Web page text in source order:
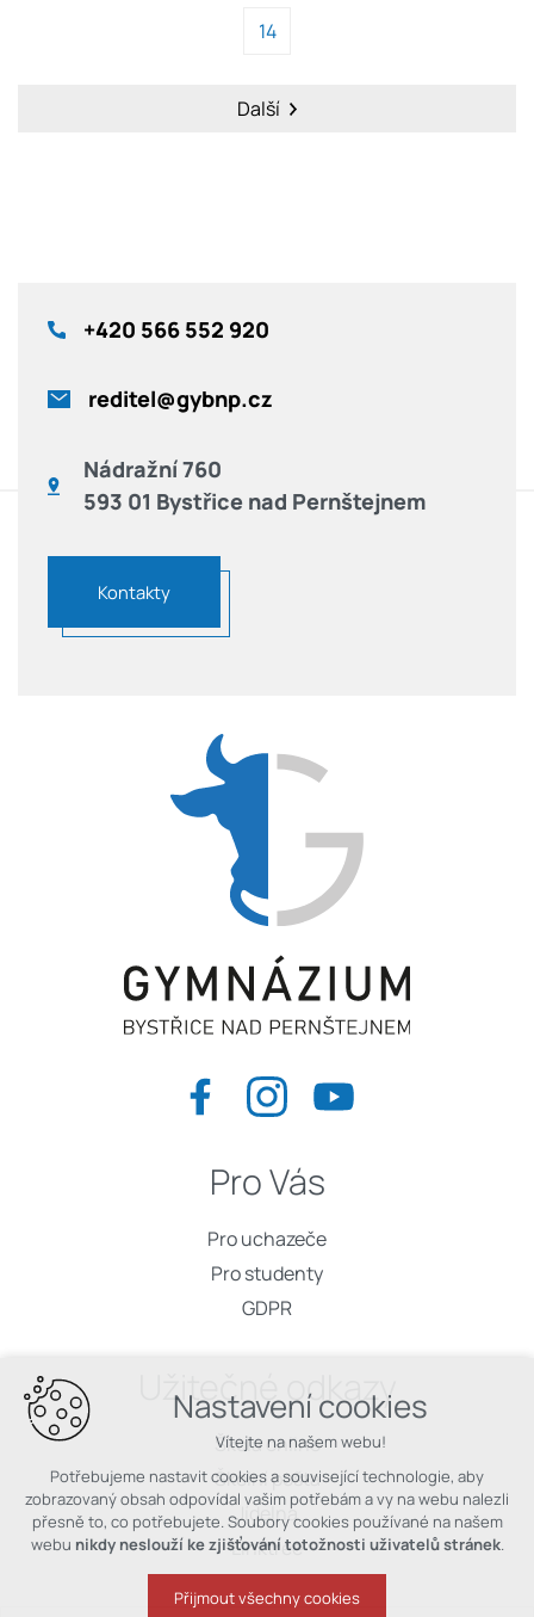
14
Další
+420 566 552 920
reditel@gybnp.cz
Nádražní 760
593 01 Bystřice nad Pernštejnem
Kontakty
Pro Vás
Pro uchazeče
Pro studenty
GDPR
Užitečné odkazy
Škola online
Školní pošta
Jídelna
Linktree
Nastavení cookies
Vítejte na našem webu!
Potřebujeme nastavit cookies a související technologie, aby
zobrazovaný obsah odpovídal vašim potřebám a vy na webu nalezli
přesně to, co potřebujete. Soubory cookies používané na našem
webu nikdy neslouží ke zjišťování totožnosti uživatelů stránek.
Přijmout všechny cookies